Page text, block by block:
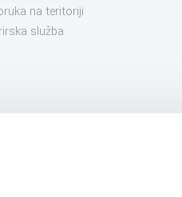
na teritoriji
služba